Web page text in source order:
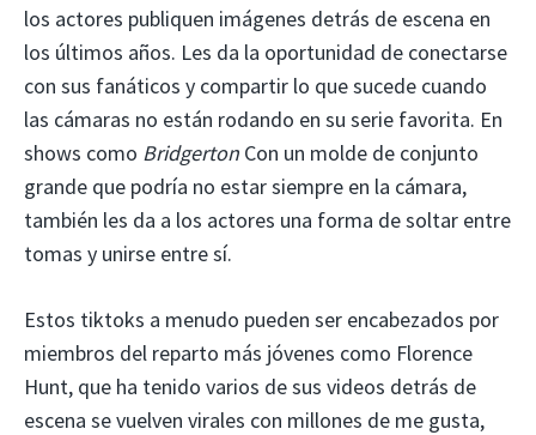
los actores publiquen imágenes detrás de escena en
los últimos años. Les da la oportunidad de conectarse
con sus fanáticos y compartir lo que sucede cuando
las cámaras no están rodando en su serie favorita. En
shows como Bridgerton Con un molde de conjunto
grande que podría no estar siempre en la cámara,
también les da a los actores una forma de soltar entre
tomas y unirse entre sí.
Estos tiktoks a menudo pueden ser encabezados por
miembros del reparto más jóvenes como Florence
Hunt, que ha tenido varios de sus videos detrás de
escena se vuelven virales con millones de me gusta,